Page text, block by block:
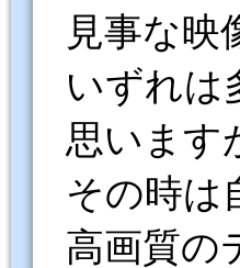
見事な映
いずれは
思います
その時は
高画質の